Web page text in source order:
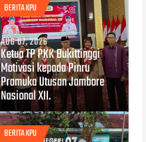
BERITA KPU
AUG 07, 2026
Ketua TP PKK Bukittinggi
Motivasi kepada Pinru
Pramuka Utusan Jambore
Nasional XII.
BERITA KPU